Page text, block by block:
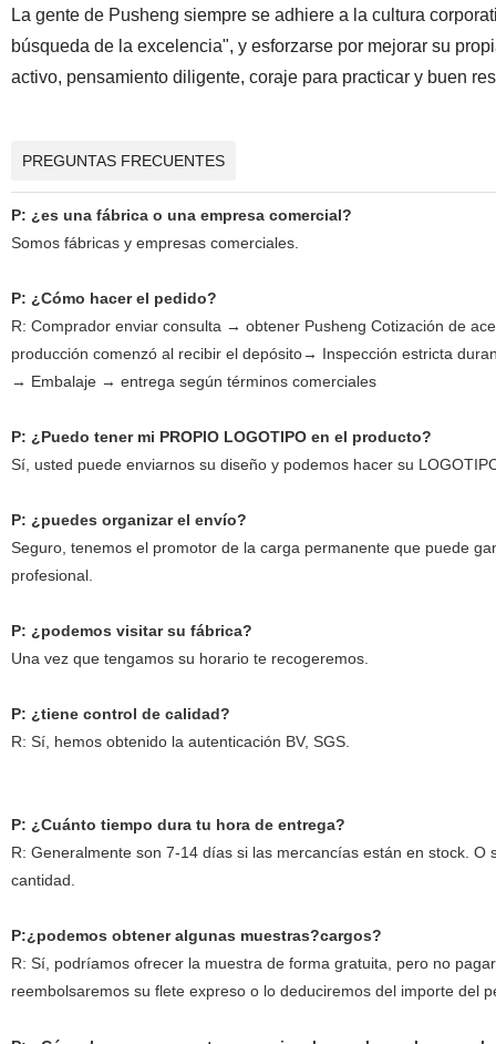
La gente de Pusheng siempre se adhiere a la cultura
búsqueda de la excelencia", y esforzarse por mejorar su
activo, pensamiento diligente, coraje para practicar y buen
PREGUNTAS FRECUENTES
P: ¿es una fábrica o una empresa comercial?
Somos fábricas y empresas comerciales.
P: ¿Cómo hacer el pedido?
R: Comprador enviar consulta → obtener Pusheng Cotización de
producción comenzó al recibir el depósito→ Inspección estricta
→ Embalaje → entrega según términos comerciales
P: ¿Puedo tener mi PROPIO LOGOTIPO en el producto?
Sí, usted puede enviarnos su diseño y podemos hacer su
P: ¿puedes organizar el envío?
Seguro, tenemos el promotor de la carga permanente que puede
profesional.
P: ¿podemos visitar su fábrica?
Una vez que tengamos su horario te recogeremos.
P: ¿tiene control de calidad?
R: Sí, hemos obtenido la autenticación BV, SGS.
P: ¿Cuánto tiempo dura tu hora de entrega?
R: Generalmente son 7-14 días si las mercancías están en stock.
cantidad.
P:¿podemos obtener algunas muestras?cargos?
R: Sí, podríamos ofrecer la muestra de forma gratuita, pero no
reembolsaremos su flete expreso o lo deduciremos del importe del